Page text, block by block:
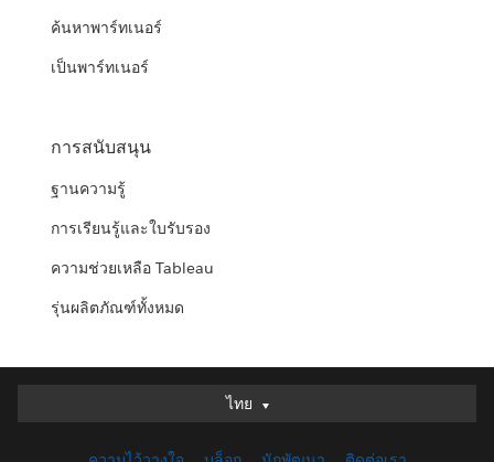
ค้นหาพาร์ทเนอร์
เป็นพาร์ทเนอร์
การสนับสนุน
ฐานความรู้
การเรียนรู้และใบรับรอง
ความช่วยเหลือ Tableau
รุ่นผลิตภัณฑ์ทั้งหมด
ไทย
ไทย